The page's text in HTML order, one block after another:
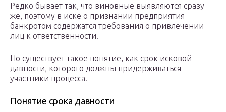
Редко бывает так, что виновные выявляются сразу
же, поэтому в иске о признании предприятия
банкротом содержатся требования о привлечении
лиц к ответственности.
Но существует такое понятие, как срок исковой
давности, которого должны придерживаться
участники процесса.
Понятие срока давности